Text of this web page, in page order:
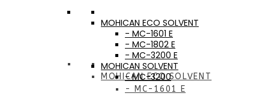
MOHICAN ECO SOLVENT
- MC-1601 E
MOHICAN ECO SOLVENT
- MC-1601 E
- MC-1802 E
- MC-3200 E
MOHICAN SOLVENT
- MC-3200